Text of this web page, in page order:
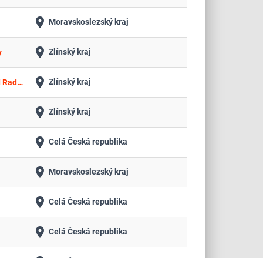
place Moravskoslezský kraj
place Zlínský kraj
Revitalizace území spojená s vytvořením veřejného prostoru v jihovýchodní části okolí vlakového nádraží v Rožnově pod Radhoštěm – stavební práce a sadové úpravy place Zlínský kraj
place Zlínský kraj
place Celá Česká republika
place Moravskoslezský kraj
place Celá Česká republika
place Celá Česká republika